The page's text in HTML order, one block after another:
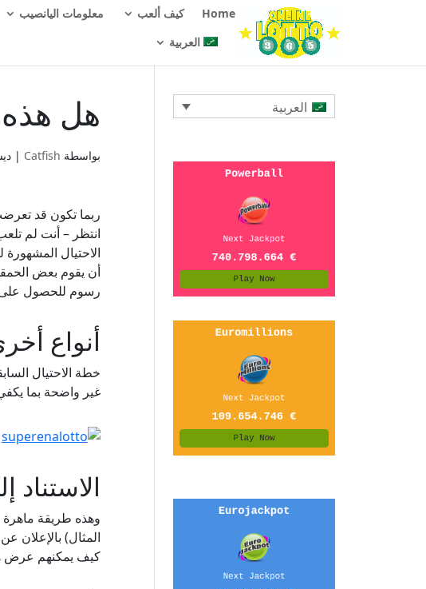
Home كيف ألعب معلومات اليانصيب
العربية
هل هذه
بواسطة Catfish
|
ربما تكون قد
انتظر – أنت لم
الاحتيال
أن يقوم بعض
رسوم للحصول على
أنواع
خطة الاحتيال
غير واضحة بما
المثال) بالإعلان
كيف يمكنهم عرض
العربية